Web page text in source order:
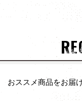
おススメ商品をお届